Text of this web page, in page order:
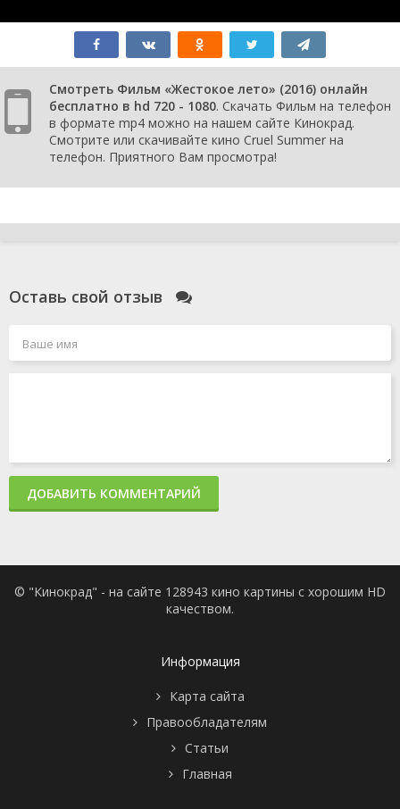
Смотреть Фильм «Жестокое лето» (2016) онлайн
бесплатно в hd 720 - 1080. Скачать Фильм на телефон
в формате mp4 можно на нашем сайте Кинокрад.
Смотрите или скачивайте кино Cruel Summer на
телефон. Приятного Вам просмотра!
Оставь свой отзыв
ДОБАВИТЬ КОММЕНТАРИЙ
© "Кинокрад" - на сайте 128943 кино картины с хорошим HD
качеством.
Информация
Карта сайта
Правообладателям
Статьи
Главная